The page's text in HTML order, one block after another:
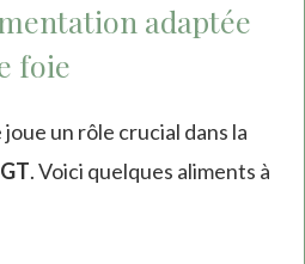
adaptée
foie
un rôle crucial dans la
. Voici quelques aliments à